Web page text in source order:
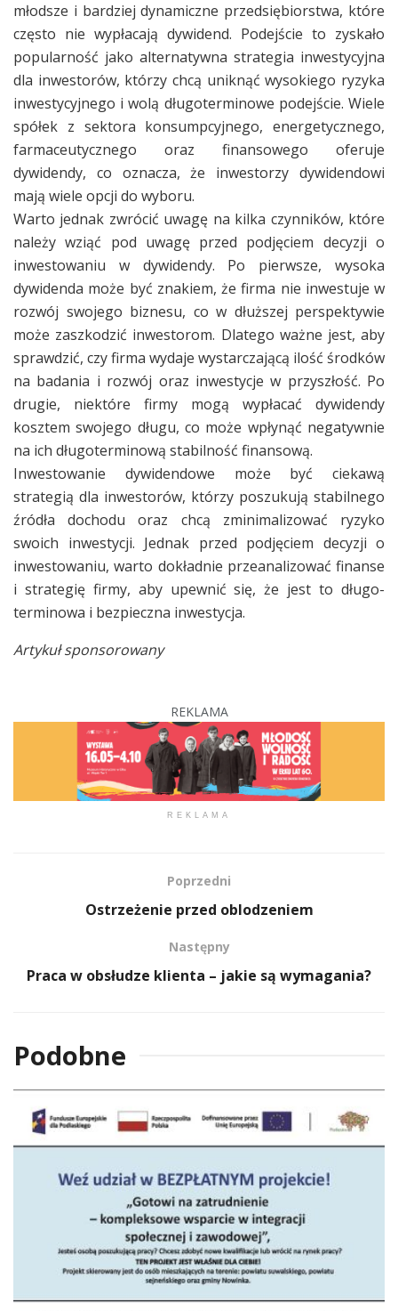
młodsze i bardziej dynamiczne przedsiębiorstwa, które
często nie wypłacają dywidend. Podejście to zyskało
popularność jako alternatywna strategia inwestycyjna
dla inwestorów, którzy chcą uniknąć wysokiego ryzyka
inwestycyjnego i wolą długoterminowe podejście. Wiele
spółek z sektora konsumpcyjnego, energetycznego,
farmaceutycznego oraz finansowego oferuje
dywidendy, co oznacza, że inwestorzy dywidendowi
mają wiele opcji do wyboru.
Warto jednak zwrócić uwagę na kilka czynników, które
należy wziąć pod uwagę przed podjęciem decyzji o
inwestowaniu w dywidendy. Po pierwsze, wysoka
dywidenda może być znakiem, że firma nie inwestuje w
rozwój swojego biznesu, co w dłuższej perspektywie
może zaszkodzić inwestorom. Dlatego ważne jest, aby
sprawdzić, czy firma wydaje wystarczającą ilość środków
na badania i rozwój oraz inwestycje w przyszłość. Po
drugie, niektóre firmy mogą wypłacać dywidendy
kosztem swojego długu, co może wpłynąć negatywnie
na ich długoterminową stabilność finansową.
Inwestowanie dywidendowe może być ciekawą
strategią dla inwestorów, którzy poszukują stabilnego
źródła dochodu oraz chcą zminimalizować ryzyko
swoich inwestycji. Jednak przed podjęciem decyzji o
inwestowaniu, warto dokładnie przeanalizować finanse
i strategię firmy, aby upewnić się, że jest to długo-
terminowa i bezpieczna inwestycja.
Artykuł sponsorowany
REKLAMA
REKLAMA
Poprzedni
Ostrzeżenie przed oblodzeniem
Następny
Praca w obsłudze klienta – jakie są wymagania?
Podobne